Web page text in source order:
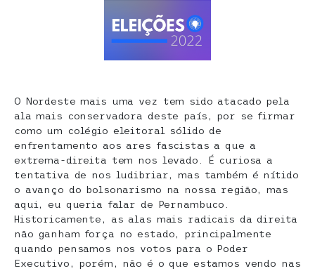
O Nordeste mais uma vez tem sido atacado pela
ala mais conservadora deste país, por se firmar
como um colégio eleitoral sólido de
enfrentamento aos ares fascistas a que a
extrema-direita tem nos levado. É curiosa a
tentativa de nos ludibriar, mas também é nítido
o avanço do bolsonarismo na nossa região, mas
aqui, eu queria falar de Pernambuco.
Historicamente, as alas mais radicais da direita
não ganham força no estado, principalmente
quando pensamos nos votos para o Poder
Executivo, porém, não é o que estamos vendo nas